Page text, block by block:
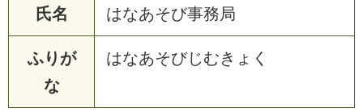
氏名 はなあそび事務局
ふりが
な
はなあそびじむきょく